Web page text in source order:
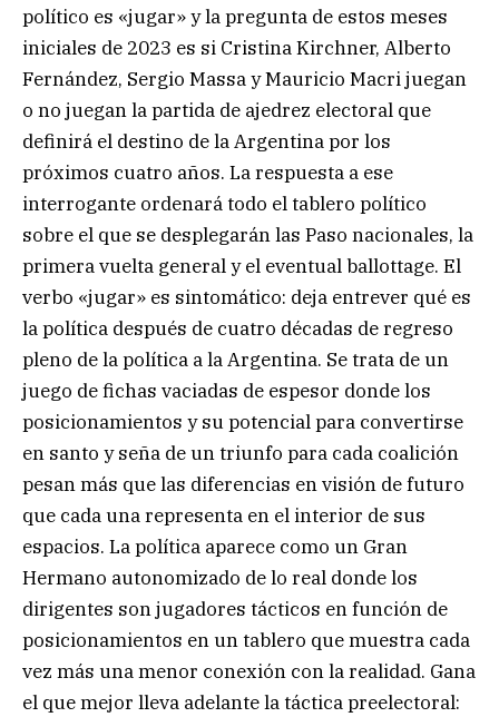
político es «jugar» y la pregunta de estos meses
iniciales de 2023 es si Cristina Kirchner, Alberto
Fernández, Sergio Massa y Mauricio Macri juegan
o no juegan la partida de ajedrez electoral que
definirá el destino de la Argentina por los
próximos cuatro años. La respuesta a ese
interrogante ordenará todo el tablero político
sobre el que se desplegarán las Paso nacionales, la
primera vuelta general y el eventual ballottage. El
verbo «jugar» es sintomático: deja entrever qué es
la política después de cuatro décadas de regreso
pleno de la política a la Argentina. Se trata de un
juego de fichas vaciadas de espesor donde los
posicionamientos y su potencial para convertirse
en santo y seña de un triunfo para cada coalición
pesan más que las diferencias en visión de futuro
que cada una representa en el interior de sus
espacios. La política aparece como un Gran
Hermano autonomizado de lo real donde los
dirigentes son jugadores tácticos en función de
posicionamientos en un tablero que muestra cada
vez más una menor conexión con la realidad. Gana
el que mejor lleva adelante la táctica preelectoral: